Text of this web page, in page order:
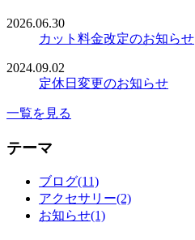
2026.06.30
カット料金改定のお知らせ
2024.09.02
定休日変更のお知らせ
一覧を見る
テーマ
ブログ(11)
アクセサリー(2)
お知らせ(1)